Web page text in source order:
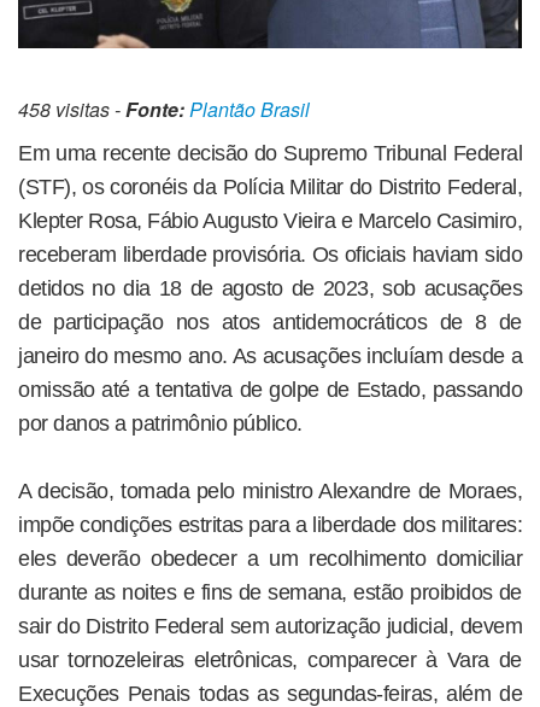
458 visitas -Fonte:Plantão Brasil
Em uma recente decisão do Supremo Tribunal Federal
(STF), os coronéis da Polícia Militar do Distrito Federal,
Klepter Rosa, Fábio Augusto Vieira e Marcelo Casimiro,
receberam liberdade provisória. Os oficiais haviam sido
detidos no dia 18 de agosto de 2023, sob acusações
de participação nos atos antidemocráticos de 8 de
janeiro do mesmo ano. As acusações incluíam desde a
omissão até a tentativa de golpe de Estado, passando
por danos a patrimônio público.
A decisão, tomada pelo ministro Alexandre de Moraes,
impõe condições estritas para a liberdade dos militares:
eles deverão obedecer a um recolhimento domiciliar
durante as noites e fins de semana, estão proibidos de
sair do Distrito Federal sem autorização judicial, devem
usar tornozeleiras eletrônicas, comparecer à Vara de
Execuções Penais todas as segundas-feiras, além de